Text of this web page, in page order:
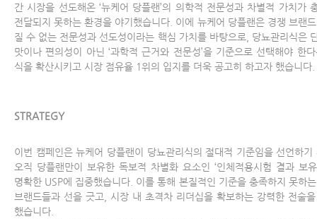
간 시장을 선도해온 ‘뉴케어 당플랜’의 의학적 전문성과 차별적 가치가
전달되지 못하는 환경을 야기했습니다. 이에 뉴케어 당플랜은 경쟁 브랜
질 수 없는 전문성과 선도성이라는 핵심 가치를 바탕으로, 당뇨관리식은
맛이나 편의성이 아닌 ‘과학적 근거와 전문성’을 기준으로 선택해야 한
식을 확산시키고 시장 점유율 1위의 입지를 더욱 공고히 하고자 했습니다.
STRATEGY
이번 캠페인은 뉴케어 당플랜이 당뇨관리식의 절대적 기준임을 선언하기
오직 당플랜만이 보유한 독보적 차별화 요소인 ‘인체적용시험 결과 보유
명확한 USP에 집중했습니다. 이를 통해 본질적인 기준을 충족하지 못하
브랜드들과 선을 긋고, 시장 내 초격차 리더십을 확보하는 강력한 전술
했습니다.